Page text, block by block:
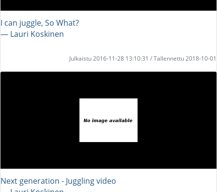
I can juggle, So What?
― Lauri Koskinen
Julkaistu 2016-11-28 13:10:31 / Tallennettu 2018-10-01
Next generation - Juggling video